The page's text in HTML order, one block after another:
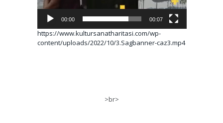
00:00 00:07
https://www.kultursanatharitasi.com/wp-
content/uploads/2022/10/3.Sagbanner-caz3.mp4
>br>